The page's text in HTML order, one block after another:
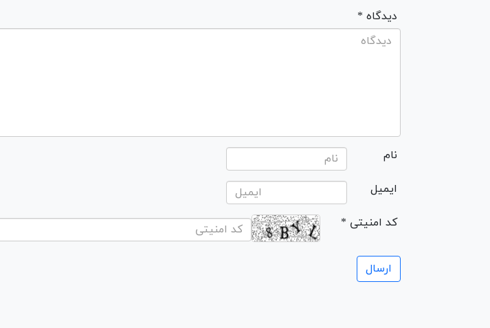
* دیدگاه
نام
ایمیل
* کد امنیتی